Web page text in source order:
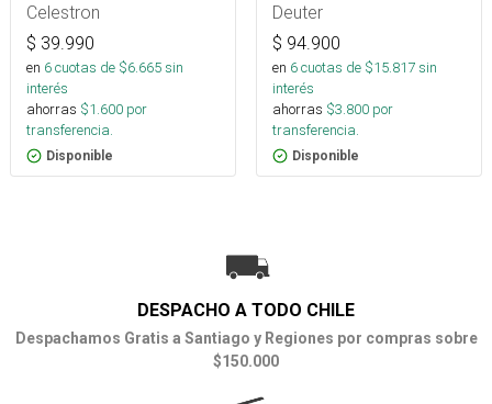
Celestron
$ 39.990
en 6cuotas de $6.665sin
interés
ahorras $1.600 por
transferencia.
Disponible
Deuter
$ 94.900
en 6cuotas de $15.817sin
interés
ahorras $3.800 por
transferencia.
Disponible
DESPACHO A TODO CHILE
Despachamos Gratis a Santiago y Regiones por compras sobre
$150.000